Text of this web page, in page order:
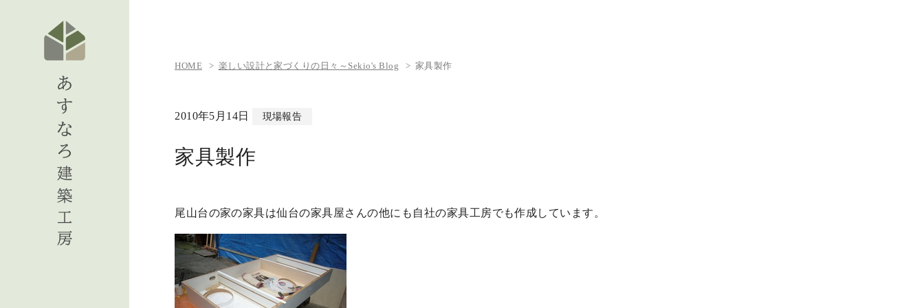
HOME 楽しい設計と家づくりの日々～Sekio's Blog 家具製作
2010年5月14日 現場報告
家具製作
尾山台の家の家具は仙台の家具屋さんの他にも自社の家具工房でも作成しています。